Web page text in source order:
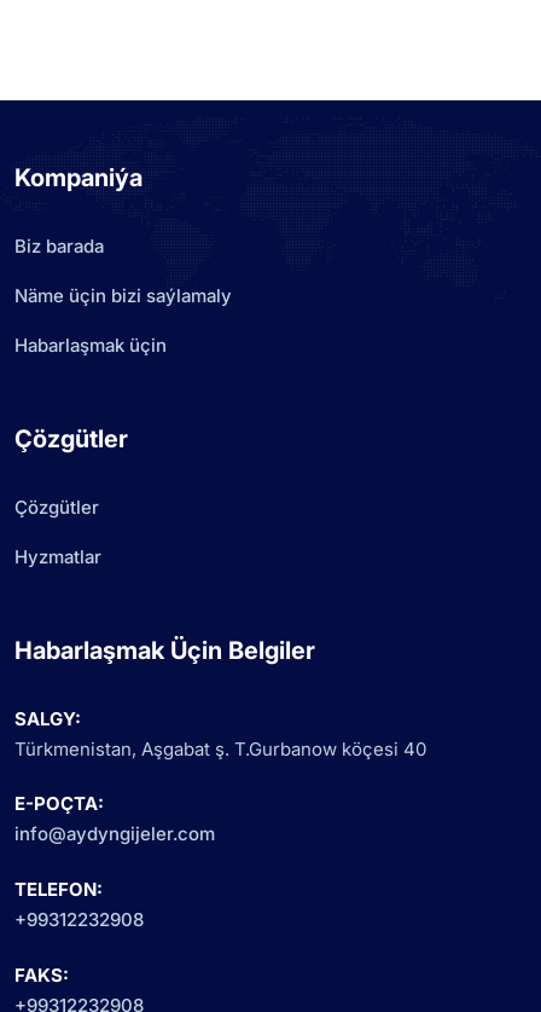
Kompaniýa
Biz barada
Näme üçin bizi saýlamaly
Habarlaşmak üçin
Çözgütler
Çözgütler
Hyzmatlar
Habarlaşmak Üçin Belgiler
SALGY:
Türkmenistan, Aşgabat ş. T.Gurbanow köçesi 40
E-POÇTA:
info@aydyngijeler.com
TELEFON:
+99312232908
FAKS:
+99312232908